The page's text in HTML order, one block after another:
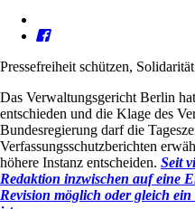
Pressefreiheit schützen,
Das Verwaltungsgericht Berlin
entschieden und die Klage des
Bundesregierung darf die
Verfassungsschutzberichten
höhere Instanz entscheiden. Seit
Redaktion inzwischen auf eine
Revision möglich oder gleich